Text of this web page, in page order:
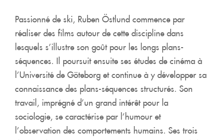
Passionné de ski, Ruben Östlund commence par
réaliser des films autour de cette discipline dans
lesquels s’illustre son goût pour les longs plans-
séquences. Il poursuit ensuite ses études de cinéma à
l’Université de Göteborg et continue à y développer sa
connaissance des plans-séquences structurés. Son
travail, imprégné d’un grand intérêt pour la
sociologie, se caractérise par l’humour et
l’observation des comportements humains. Ses trois